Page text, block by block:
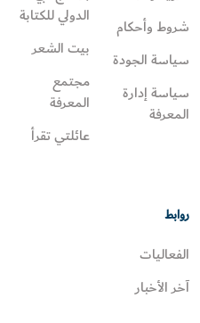
شروط وأحكام
سياسة الجودة
سياسة إدارة
المعرفة
الدولي للكتابة
بيت الشعر
مجتمع
المعرفة
عائلتي تقرأ‎
روابط
الفعاليات
آخر الأخبار